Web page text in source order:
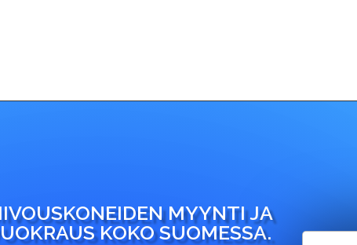
MYYNTI JA
KOKO SUOMESSA.